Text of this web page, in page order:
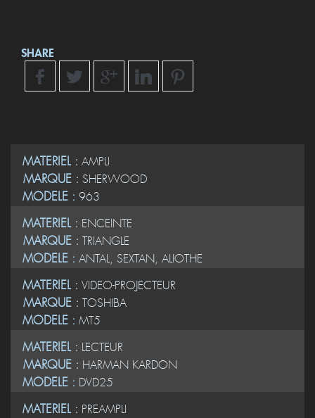
SHARE
MATERIEL : AMPLI
MARQUE : SHERWOOD
MODELE : 963
MATERIEL : ENCEINTE
MARQUE : TRIANGLE
MODELE : ANTAL, SEXTAN, ALIOTHE
MATERIEL : VIDEO-PROJECTEUR
MARQUE : TOSHIBA
MODELE : MT5
MATERIEL : LECTEUR
MARQUE : HARMAN KARDON
MODELE : DVD25
MATERIEL : PREAMPLI